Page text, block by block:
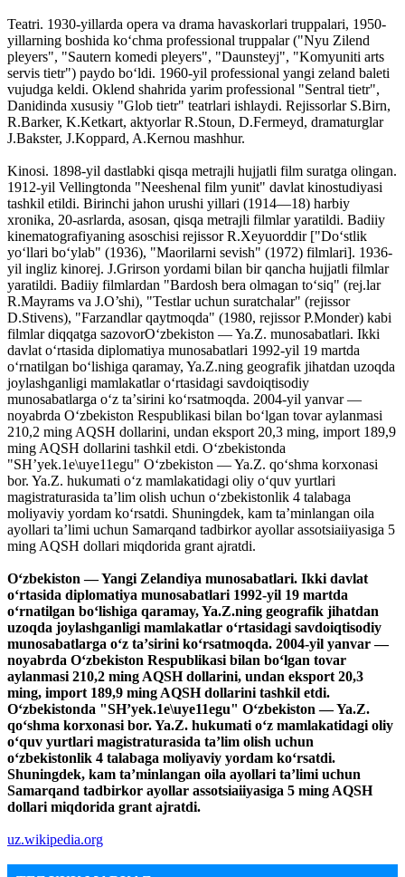
Teatri. 1930-yillarda opera va drama havaskorlari truppalari, 1950-
yillarning boshida koʻchma professional truppalar ("Nyu Zilend
pleyers", "Sautern komedi pleyers", "Daunsteyj", "Komyuniti arts
servis tietr") paydo boʻldi. 1960-yil professional yangi zeland baleti
vujudga keldi. Oklend shahrida yarim professional "Sentral tietr",
Danidinda xususiy "Glob tietr" teatrlari ishlaydi. Rejissorlar S.Birn,
R.Barker, K.Ketkart, aktyorlar R.Stoun, D.Fermeyd, dramaturglar
J.Bakster, J.Koppard, A.Kernou mashhur.
Kinosi. 1898-yil dastlabki qisqa metrajli hujjatli film suratga olingan.
1912-yil Vellingtonda "Neeshenal film yunit" davlat kinostudiyasi
tashkil etildi. Birinchi jahon urushi yillari (1914—18) harbiy
xronika, 20-asrlarda, asosan, qisqa metrajli filmlar yaratildi. Badiiy
kinematografiyaning asoschisi rejissor R.Xeyuorddir ["Doʻstlik
yoʻllari boʻylab" (1936), "Maorilarni sevish" (1972) filmlari]. 1936-
yil ingliz kinorej. J.Grirson yordami bilan bir qancha hujjatli filmlar
yaratildi. Badiiy filmlardan "Bardosh bera olmagan toʻsiq" (rej.lar
R.Mayrams va J.O’shi), "Testlar uchun suratchalar" (rejissor
D.Stivens), "Farzandlar qaytmoqda" (1980, rejissor P.Monder) kabi
filmlar diqqatga sazovorOʻzbekiston — Ya.Z. munosabatlari. Ikki
davlat oʻrtasida diplomatiya munosabatlari 1992-yil 19 martda
oʻrnatilgan boʻlishiga qaramay, Ya.Z.ning geografik jihatdan uzoqda
joylashganligi mamlakatlar oʻrtasidagi savdoiqtisodiy
munosabatlarga oʻz taʼsirini koʻrsatmoqda. 2004-yil yanvar —
noyabrda Oʻzbekiston Respublikasi bilan boʻlgan tovar aylanmasi
210,2 ming AQSH dollarini, undan eksport 20,3 ming, import 189,9
ming AQSH dollarini tashkil etdi. Oʻzbekistonda
"SHʼyek.1e\uye11egu" Oʻzbekiston — Ya.Z. qoʻshma korxonasi
bor. Ya.Z. hukumati oʻz mamlakatidagi oliy oʻquv yurtlari
magistraturasida taʼlim olish uchun oʻzbekistonlik 4 talabaga
moliyaviy yordam koʻrsatdi. Shuningdek, kam taʼminlangan oila
ayollari taʼlimi uchun Samarqand tadbirkor ayollar assotsiaiiyasiga 5
ming AQSH dollari miqdorida grant ajratdi.
Oʻzbekiston — Yangi Zelandiya munosabatlari. Ikki davlat
oʻrtasida diplomatiya munosabatlari 1992-yil 19 martda
oʻrnatilgan boʻlishiga qaramay, Ya.Z.ning geografik jihatdan
uzoqda joylashganligi mamlakatlar oʻrtasidagi savdoiqtisodiy
munosabatlarga oʻz taʼsirini koʻrsatmoqda. 2004-yil yanvar —
noyabrda Oʻzbekiston Respublikasi bilan boʻlgan tovar
aylanmasi 210,2 ming AQSH dollarini, undan eksport 20,3
ming, import 189,9 ming AQSH dollarini tashkil etdi.
Oʻzbekistonda "SHʼyek.1e\uye11egu" Oʻzbekiston — Ya.Z.
qoʻshma korxonasi bor. Ya.Z. hukumati oʻz mamlakatidagi oliy
oʻquv yurtlari magistraturasida taʼlim olish uchun
oʻzbekistonlik 4 talabaga moliyaviy yordam koʻrsatdi.
Shuningdek, kam taʼminlangan oila ayollari taʼlimi uchun
Samarqand tadbirkor ayollar assotsiaiiyasiga 5 ming AQSH
dollari miqdorida grant ajratdi.
uz.wikipedia.org